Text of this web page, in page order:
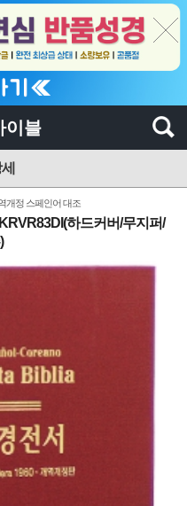
이블
개정 스페인어 대조
하드커버/무지퍼/